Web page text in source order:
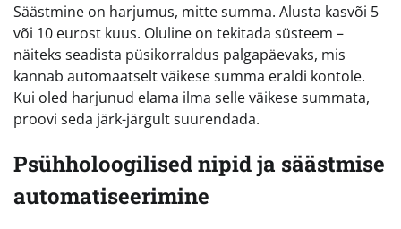
Säästmine on harjumus, mitte summa. Alusta kasvõi 5
või 10 eurost kuus. Oluline on tekitada süsteem –
näiteks seadista püsikorraldus palgapäevaks, mis
kannab automaatselt väikese summa eraldi kontole.
Kui oled harjunud elama ilma selle väikese summata,
proovi seda järk-järgult suurendada.
Psühholoogilised nipid ja säästmise
automatiseerimine